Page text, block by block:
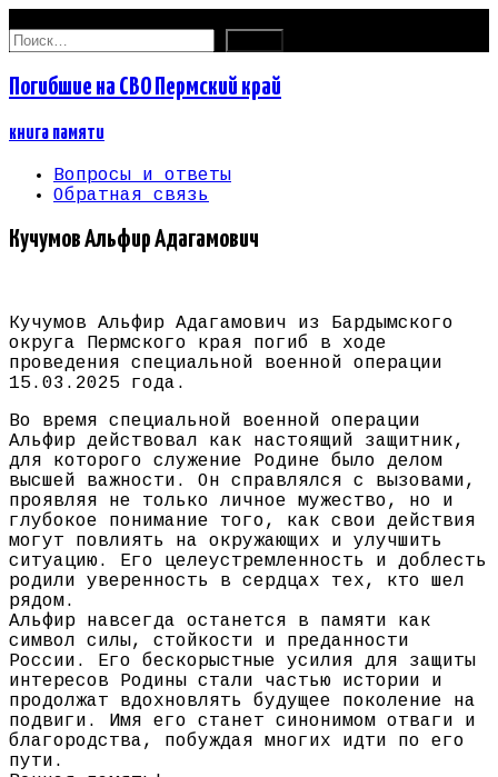
Найти:
Погибшие на СВО Пермский край
книга памяти
Вопросы и ответы
Обратная связь
Кучумов Альфир Адагамович
Кучумов Альфир Адагамович из Бардымского
округа Пермского края погиб в ходе
проведения специальной военной операции
15.03.2025 года.
Во время специальной военной операции
Альфир действовал как настоящий защитник,
для которого служение Родине было делом
высшей важности. Он справлялся с вызовами,
проявляя не только личное мужество, но и
глубокое понимание того, как свои действия
могут повлиять на окружающих и улучшить
ситуацию. Его целеустремленность и доблесть
родили уверенность в сердцах тех, кто шел
рядом.
Альфир навсегда останется в памяти как
символ силы, стойкости и преданности
России. Его бескорыстные усилия для защиты
интересов Родины стали частью истории и
продолжат вдохновлять будущее поколение на
подвиги. Имя его станет синонимом отваги и
благородства, побуждая многих идти по его
пути.